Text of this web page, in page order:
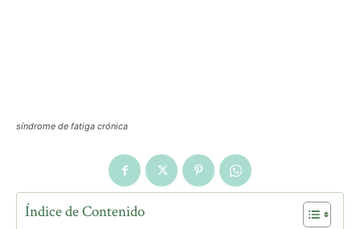
síndrome de fatiga crónica
Índice de Contenido